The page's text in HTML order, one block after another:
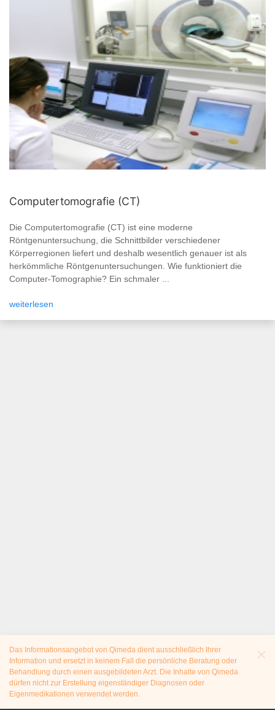
Computertomografie (CT)
Die Computertomografie (CT) ist eine moderne
Röntgenuntersuchung, die Schnittbilder verschiedener
Körperregionen liefert und deshalb wesentlich genauer ist als
herkömmliche Röntgenuntersuchungen. Wie funktioniert die
Computer-Tomographie? Ein schmaler ...
weiterlesen
Das Informationsangebot von Qimeda dient ausschließlich Ihrer
Information und ersetzt in keinem Fall die persönliche Beratung oder
Behandlung durch einen ausgebildeten Arzt. Die Inhalte von Qimeda
dürfen nicht zur Erstellung eigenständiger Diagnosen oder
Eigenmedikationen verwendet werden.